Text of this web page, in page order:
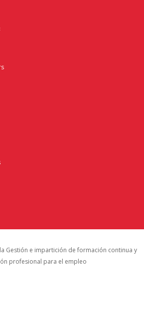
Gestión e impartición de formación continua y
profesional para el empleo